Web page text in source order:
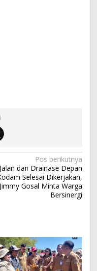
Pos berikutnya
Jalan dan Drainase Depan
Selesai Dikerjakan,
Jimmy Gosal Minta Warga
Bersinergi